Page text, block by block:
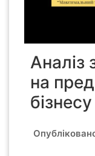
Аналіз
на
бізнесу